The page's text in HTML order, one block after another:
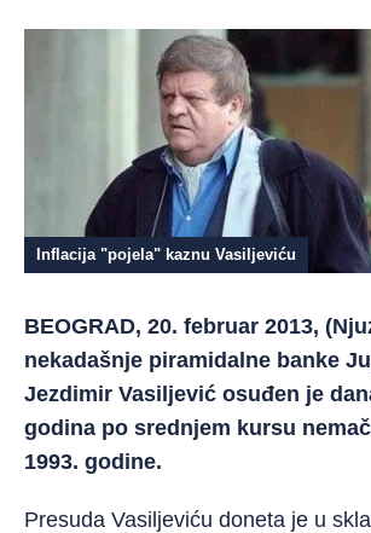
Inflacija "pojela" kaznu Vasiljeviću
BEOGRAD, 20. februar 2013,
nekadašnje piramidalne banke
Jezdimir Vasiljević osuđen je
godina po srednjem kursu
1993. godine.
Presuda Vasiljeviću doneta je u